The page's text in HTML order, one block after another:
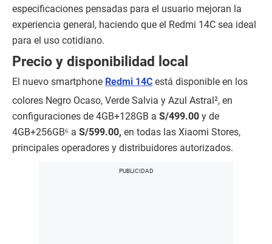
especificaciones pensadas para el usuario mejoran la
experiencia general, haciendo que el Redmi 14C sea ideal
para el uso cotidiano.
Precio y disponibilidad local
El nuevo smartphone Redmi 14C está disponible en los
colores Negro Ocaso, Verde Salvia y Azul Astral², en
configuraciones de 4GB+128GB a S/499.00 y de
4GB+256GB⁶ a S/599.00, en todas las Xiaomi Stores,
principales operadores y distribuidores autorizados.